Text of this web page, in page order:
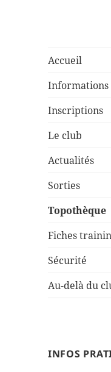
Accueil
Inscriptions
Le club
Actualités
Sorties
Topothèque
Fiches
Sécurité
Au-delà du
INFOS